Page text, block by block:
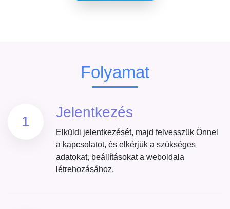
Folyamat
1
Jelentkezés
Elküldi jelentkezését, majd felvesszük Önnel
a kapcsolatot, és elkérjük a szükséges
adatokat, beállításokat a weboldala
létrehozásához.